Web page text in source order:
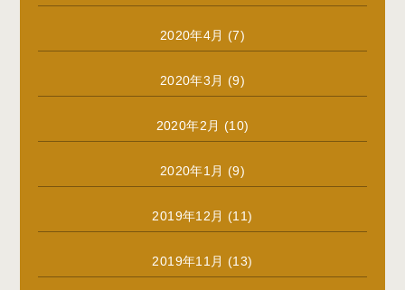
2020年4月 (7)
2020年3月 (9)
2020年2月 (10)
2020年1月 (9)
2019年12月 (11)
2019年11月 (13)